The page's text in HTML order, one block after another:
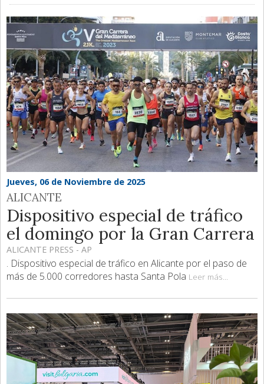
Jueves, 06 de Noviembre de 2025
ALICANTE
Dispositivo especial de tráfico
el domingo por la Gran Carrera
ALICANTE PRESS - AP
. Dispositivo especial de tráfico en Alicante por el paso de
más de 5.000 corredores hasta Santa Pola Leer más...